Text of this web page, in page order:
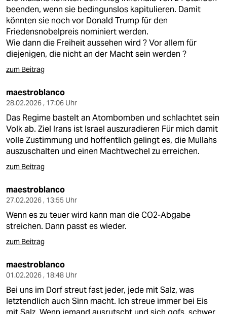
beenden, wenn sie bedingunslos kapitulieren. Damit
könnten sie noch vor Donald Trump für den
Friedensnobelpreis nominiert werden.
Wie dann die Freiheit aussehen wird ? Vor allem für
diejenigen, die nicht an der Macht sein werden ?
zum Beitrag
maestroblanco
28.02.2026 , 17:06 Uhr
Das Regime bastelt an Atombomben und schlachtet sein
Volk ab. Ziel Irans ist Israel auszuradieren Für mich damit
volle Zustimmung und hoffentlich gelingt es, die Mullahs
auszuschalten und einen Machtwechel zu erreichen.
zum Beitrag
maestroblanco
27.02.2026 , 13:55 Uhr
Wenn es zu teuer wird kann man die CO2-Abgabe
streichen. Dann passt es wieder.
zum Beitrag
maestroblanco
01.02.2026 , 18:48 Uhr
Bei uns im Dorf streut fast jeder, jede mit Salz, was
letztendlich auch Sinn macht. Ich streue immer bei Eis